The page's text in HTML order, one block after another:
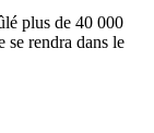
plus de 40 000
se rendra dans le